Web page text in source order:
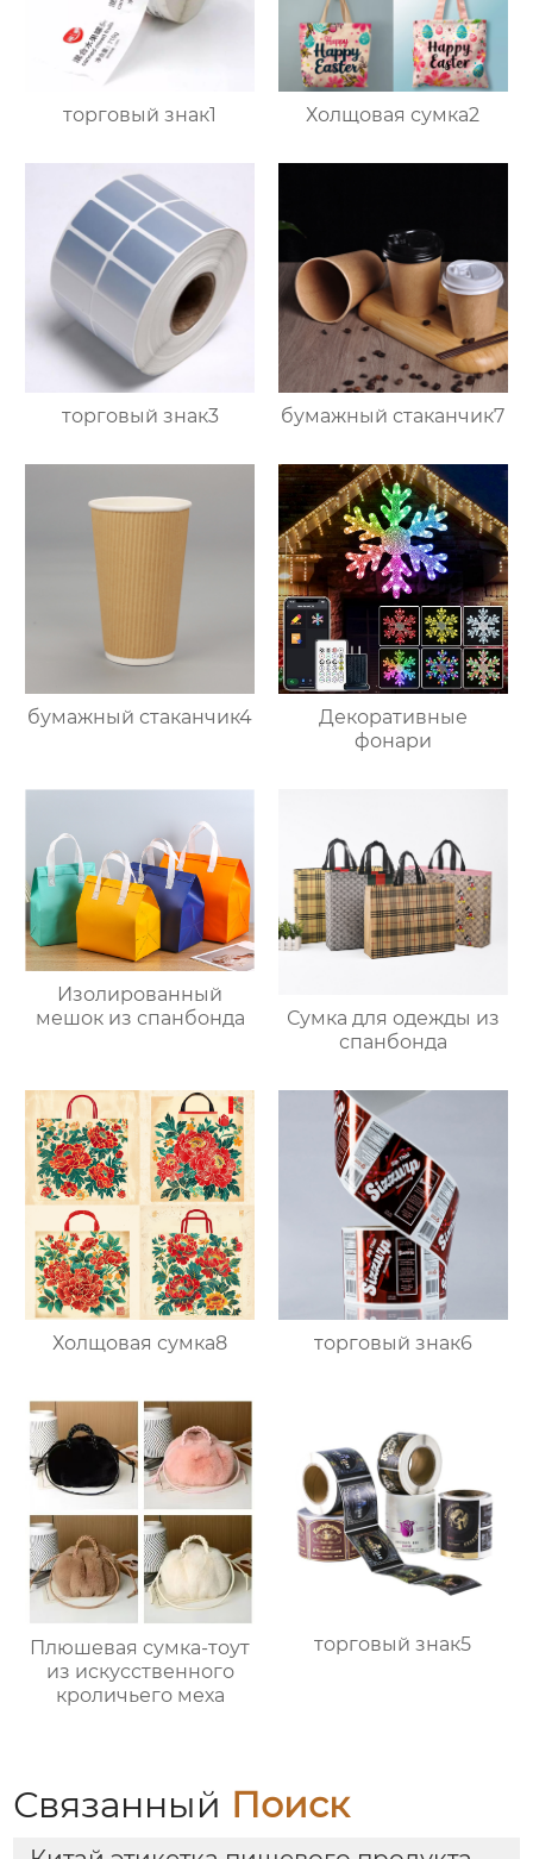
торговый знак1 Холщовая сумка2
торговый знак3 бумажный стаканчик7
бумажный стаканчик4
Декоративные
фонари
Изолированный
мешок из спанбонда
Сумка для одежды из
спанбонда
Холщовая сумка8 торговый знак6
Плюшевая сумка-тоут
из искусственного
кроличьего меха
торговый знак5
Связанный Поиск